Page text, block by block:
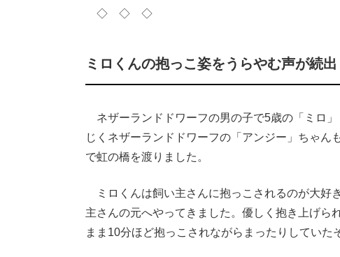
◇ ◇ ◇
ミロくんの抱っこ姿をうらやむ声が続出
ネザーランドドワーフの男の子で5歳の「ミロ
じくネザーランドドワーフの「アンジー」ちゃ
で虹の橋を渡りました。
ミロくんは飼い主さんに抱っこされるのが大
主さんの元へやってきました。優しく抱き上げら
まま10分ほど抱っこされながらまったりしていた